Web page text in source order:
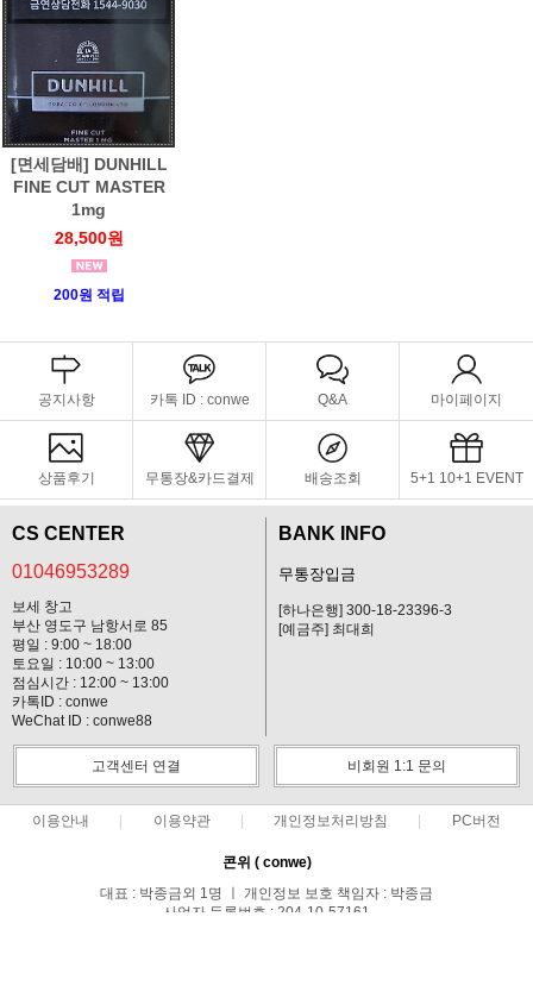
[면세담배] DUNHILL
FINE CUT MASTER
1mg
28,500원
200원 적립
공지사항 카톡 ID : conwe Q&A 마이페이지
상품후기 무통장&카드결제 배송조회 5+1 10+1 EVENT
CS CENTER
01046953289
보세 창고
부산 영도구 남항서로 85
평일 : 9:00 ~ 18:00
토요일 : 10:00 ~ 13:00
점심시간 : 12:00 ~ 13:00
카톡ID : conwe
WeChat ID : conwe88
BANK INFO
무통장입금
[하나은행] 300-18-23396-3
[예금주] 최대희
고객센터 연결 비회원 1:1 문의
이용안내 이용약관 개인정보처리방침 PC버전
콘위 ( conwe)
대표 : 박종금외 1명 ㅣ 개인정보 보호 책임자 : 박종금
사업자 등록번호 : 204-10-57161